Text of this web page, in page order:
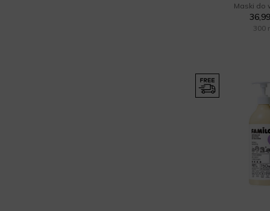
Maski do
300